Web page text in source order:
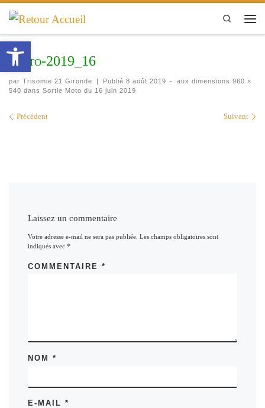
Passer au contenu
Search
Moto-2019_16
par Trisomie 21 Gironde | Publié 8 août 2019 - aux dimensions 960 ×
540 dans Sortie Moto du 16 juin 2019
Navigation des images
Précédent Suivant
Laissez un commentaire
Votre adresse e-mail ne sera pas publiée. Les champs obligatoires sont
indiqués avec*
COMMENTAIRE*
NOM*
E-MAIL*
Ouvrir la barre d’outils